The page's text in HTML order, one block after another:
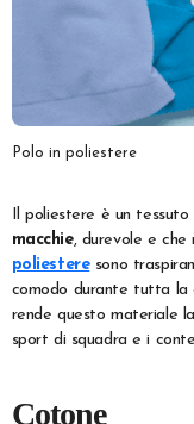
Polo in poliestere
Il poliestere è un tessuto
macchie, durevole e che
poliesteresono
comodo durante tutta la
rende questo materiale
sport di squadra e i
Cotone